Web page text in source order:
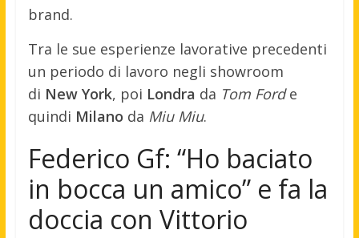
brand.
Tra le sue esperienze lavorative precedenti
un periodo di lavoro negli showroom
di New York, poi Londra da Tom Forde
quindi Milano da Miu Miu.
Federico Gf: “Ho baciato
in bocca un amico” e fa la
doccia con Vittorio